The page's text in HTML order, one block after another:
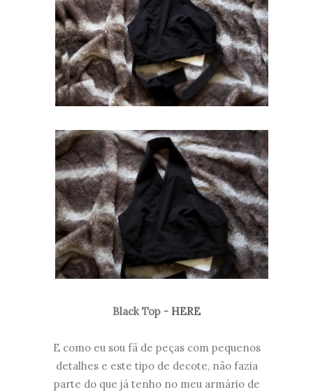
Black Top - HERE
E como eu sou fã de peças com pequenos
detalhes e este tipo de decote, não fazia
parte do que já tenho no meu armário de